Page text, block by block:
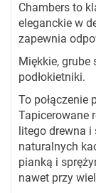
Chambers to
eleganckie w
zapewnia
Miękkie,
podłokietniki.
To połączenie
Tapicerowane
litego drewna
naturalnych
pianką i
nawet przy